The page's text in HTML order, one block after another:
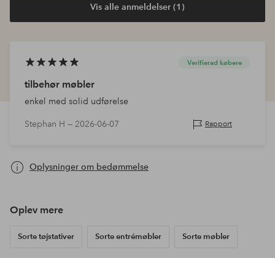
Vis alle anmeldelser (1)
Verifierad købere
tilbehør møbler
enkel med solid udførelse
Stephan H — 2026-06-07 Rapport
Oplysninger om bedømmelse
Oplev mere
Sorte tøjstativer Sorte entrémøbler Sorte møbler